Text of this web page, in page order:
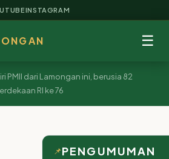
INSTAGRAM
☰
PMII dari Lamongan ini, berusia 82
RI ke 76
📌PENGUMUMAN